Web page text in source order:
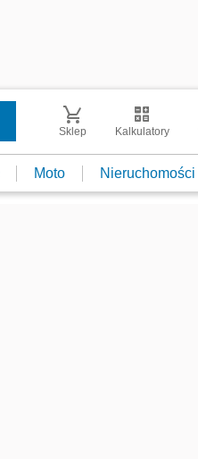
Sklep Kalkulatory
Moto Nieruchomości